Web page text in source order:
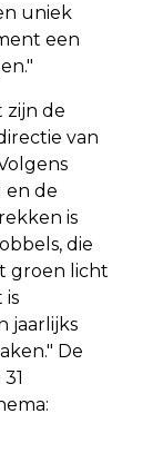
uniek
een
zijn de
van
en de
is
die
groen licht
is
jaarlijks
De